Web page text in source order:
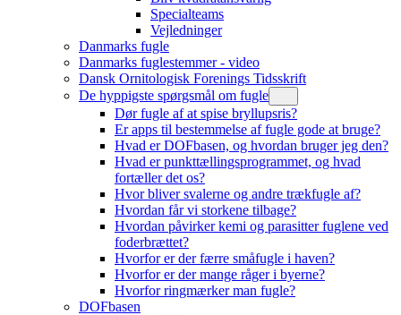
Specialteams
Vejledninger
Danmarks fugle
Danmarks fuglestemmer - video
Dansk Ornitologisk Forenings Tidsskrift
De hyppigste spørgsmål om fugle
Dør fugle af at spise bryllupsris?
Er apps til bestemmelse af fugle gode at bruge?
Hvad er DOFbasen, og hvordan bruger jeg den?
Hvad er punkttællingsprogrammet, og hvad
fortæller det os?
Hvor bliver svalerne og andre trækfugle af?
Hvordan får vi storkene tilbage?
Hvordan påvirker kemi og parasitter fuglene ved
foderbrættet?
Hvorfor er der færre småfugle i haven?
Hvorfor er der mange råger i byerne?
Hvorfor ringmærker man fugle?
DOFbasen